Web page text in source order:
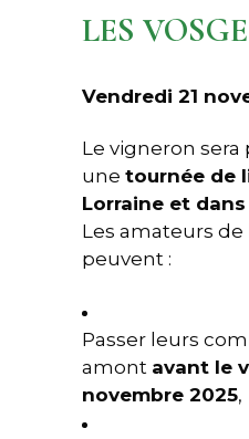
LES
Vendredi 21
Le vigneron
une tournée de
Lorraine et
Les amateurs de
peuvent :
Passer leurs
amont avant le
novembre 2025,